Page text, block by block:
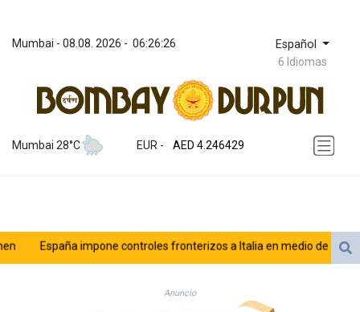
Mumbai - 08.08. 2026 - 06:26:26 Español
6 Idiomas
Mumbai 28°C EUR -
ZWL 372.275202
AED 4.246429
AFN 76.887634
ARS 1724.882575
AUD 1.635501
AZN 1.97002
BAM 1.961391
España impone controles fronterizos a Italia en medio de crisis
Anuncio